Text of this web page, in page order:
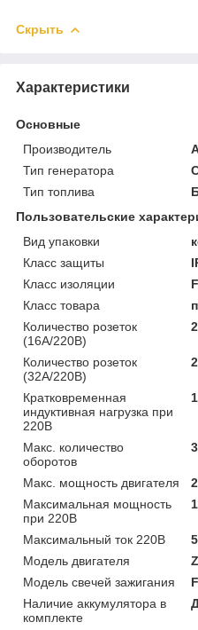
Скрыть
Характеристики
Основные
Производитель
Тип генератора
Тип топлива
Пользовательские
Вид упаковки
Класс защиты
Класс изоляции
F
Класс товара
Количество розеток
(16А/220В)
2
Количество розеток
(32А/220В)
2
Кратковременная
индуктивная нагрузка при
220В
Макс. количество
оборотов
Макс. мощность двигателя
Максимальная мощность
при 220В
Максимальный ток 220В
Модель двигателя
Модель свечей зажигания
Наличие аккумулятора в
комплекте